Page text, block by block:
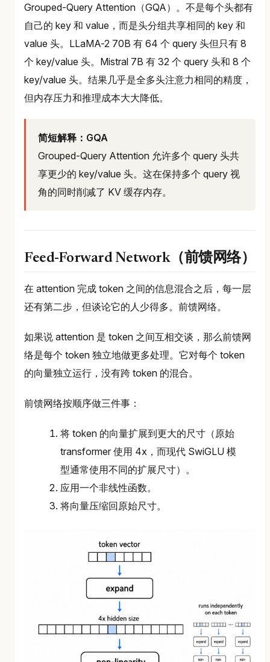
Grouped-Query Attention（GQA）。不是每个头都有
自己的 key 和 value，而是头分组共享相同的 key 和
value 头。LLaMA-2 70B 有 64 个 query 头但只有 8
个 key/value 头。Mistral 7B 有 32 个 query 头和 8 个
key/value 头。结果几乎是全多头注意力相同的精度，
但内存压力和推理成本大大降低。
简短解释：GQA
Grouped-Query Attention 允许多个 query 头共
享更少的 key/value 头。这在保持多个 query 视
角的同时削减了 KV 缓存内存。
Feed-Forward Network（前馈网络）
在 attention 完成 token 之间的信息混合之后，每一层
还有第二步，但谈论它的人少得多。前馈网络。
如果说 attention 是 token 之间互相交谈，那么前馈网
络是每个 token 独立地做更多处理。它对每个 token
的向量独立运行，没有跨 token 的混合。
前馈网络按顺序做三件事：
将 token 的向量扩展到更大的尺寸（原始
transformer 使用 4x，而现代 SwiGLU 模
型通常使用不同的扩展尺寸）。
应用一个非线性函数。
将向量压缩回原始尺寸。